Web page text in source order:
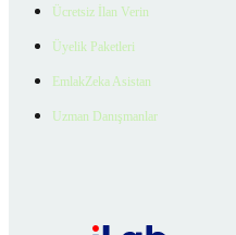
Ücretsiz İlan Verin
Üyelik Paketleri
EmlakZeka Asistan
Uzman Danışmanlar